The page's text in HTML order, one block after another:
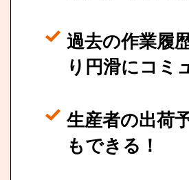
過去の作業履
り円滑にコミ
生産者の出荷
もできる！